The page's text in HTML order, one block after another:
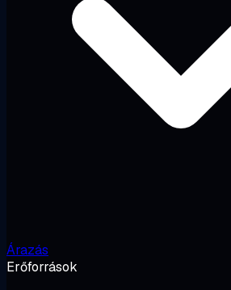
Árazás
Erőforrások